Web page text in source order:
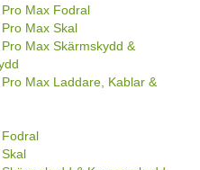
Max Fodral
Max Skal
Max Skärmskydd &
Max Laddare, Kablar &
Fodral